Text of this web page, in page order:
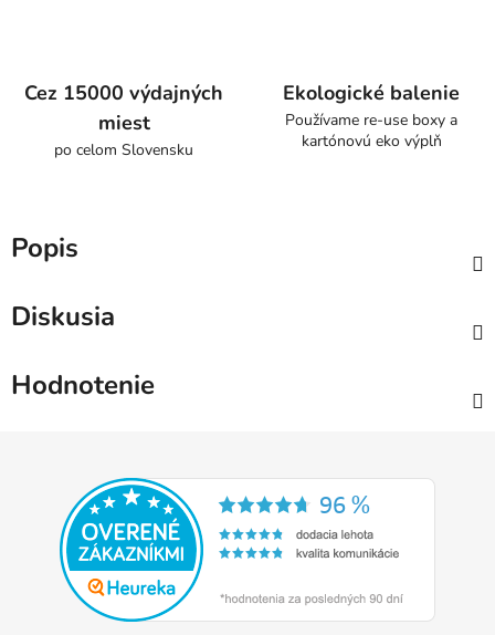
Cez 15000 výdajných
miest
po celom Slovensku
Ekologické balenie
Používame re-use boxy a
kartónovú eko výplň
Popis
Diskusia
Hodnotenie